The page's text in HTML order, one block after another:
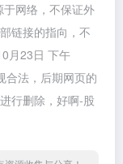
网络，不保证外
链接的指向，不
月23日 下午
合法，后期网页的
行删除，好啊-股